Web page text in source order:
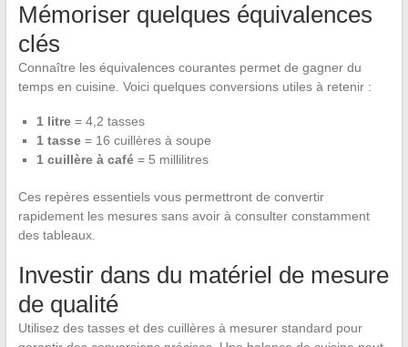
Mémoriser quelques équivalences
clés
Connaître les équivalences courantes permet de gagner du
temps en cuisine. Voici quelques conversions utiles à retenir :
1 litre= 4,2 tasses
1 tasse= 16 cuillères à soupe
1 cuillère à café= 5 millilitres
Ces repères essentiels vous permettront de convertir
rapidement les mesures sans avoir à consulter constamment
des tableaux.
Investir dans du matériel de mesure
de qualité
Utilisez des tasses et des cuillères à mesurer standard pour